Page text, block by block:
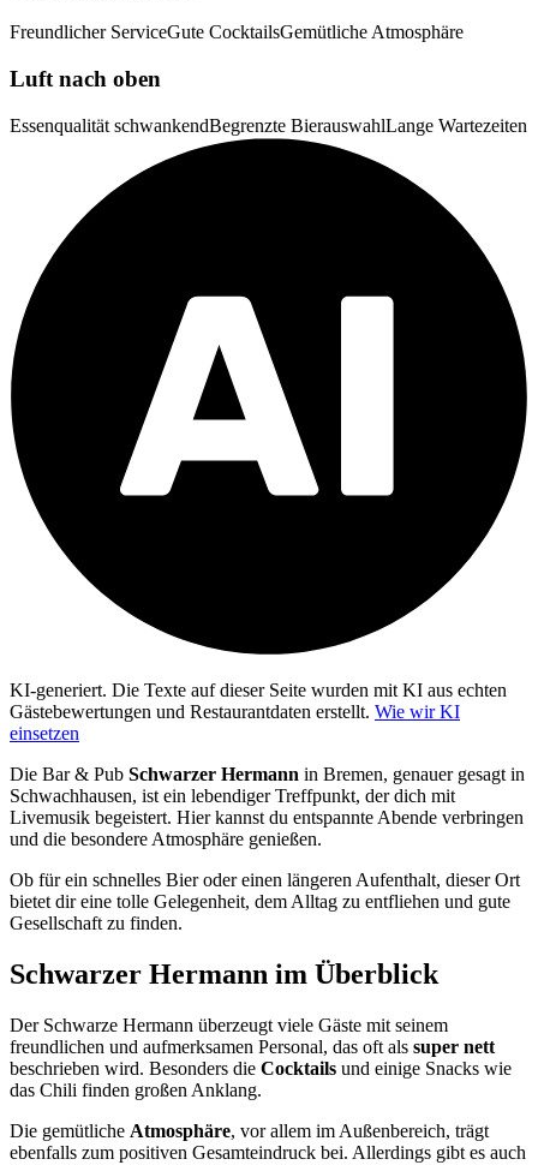
Freundlicher ServiceGute CocktailsGemütliche Atmosphäre
Luft nach oben
Essenqualität schwankendBegrenzte BierauswahlLange Wartezeiten
KI-generiert. Die Texte auf dieser Seite wurden mit KI aus echten
Gästebewertungen und Restaurantdaten erstellt. Wie wir KI
einsetzen
Die Bar & Pub Schwarzer Hermann in Bremen, genauer gesagt in
Schwachhausen, ist ein lebendiger Treffpunkt, der dich mit
Livemusik begeistert. Hier kannst du entspannte Abende verbringen
und die besondere Atmosphäre genießen.
Ob für ein schnelles Bier oder einen längeren Aufenthalt, dieser Ort
bietet dir eine tolle Gelegenheit, dem Alltag zu entfliehen und gute
Gesellschaft zu finden.
Schwarzer Hermann im Überblick
Der Schwarze Hermann überzeugt viele Gäste mit seinem
freundlichen und aufmerksamen Personal, das oft als super nett
beschrieben wird. Besonders die Cocktails und einige Snacks wie
das Chili finden großen Anklang.
Die gemütliche Atmosphäre, vor allem im Außenbereich, trägt
ebenfalls zum positiven Gesamteindruck bei. Allerdings gibt es auch